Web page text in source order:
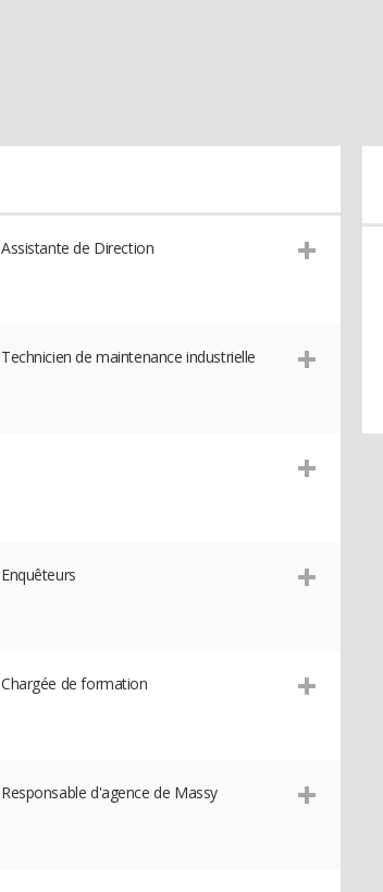
Assistante de Direction
Technicien de maintenance industrielle
Enquêteurs
Chargée de formation
Responsable d'agence de Massy